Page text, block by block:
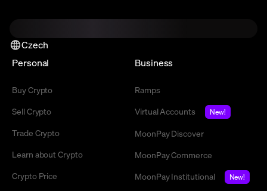
Czech
Personal
Buy Crypto
Sell Crypto
Trade Crypto
Learn about Crypto
Crypto Price
Business
Ramps
Virtual Accounts
New!
MoonPay Discover
MoonPay Commerce
MoonPay Institutional
New!